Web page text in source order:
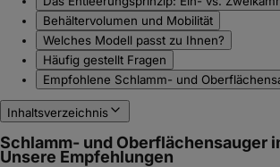
Behältervolumen und Mobilität
Welches Modell passt zu Ihnen?
Häufig gestellt Fragen
Empfohlene Schlamm- und
Inhaltsverzeichnis
Schlamm- und Oberflächensauger
Unsere Empfehlungen